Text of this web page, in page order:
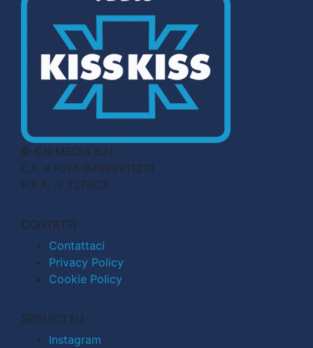
© CN MEDIA S.r.l.
C.F. e P.IVA 04998911210
R.E.A. n. 727803
CONTATTI
Contattaci
Privacy Policy
Cookie Policy
SEGUICI SU
Instagram